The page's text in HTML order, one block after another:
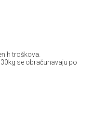
troškova.
se obračunavaju po